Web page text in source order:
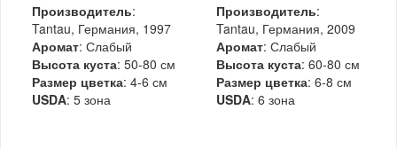
Производитель:
Tantau, Германия, 1997
Аромат: Слабый
Высота куста: 50-80 см
Размер цветка: 4-6 см
USDA: 5 зона
Производитель:
Tantau, Германия, 2009
Аромат: Слабый
Высота куста: 60-80 см
Размер цветка: 6-8 см
USDA: 6 зона